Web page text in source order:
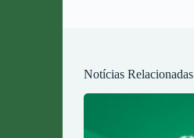
Notícias Relacionadas